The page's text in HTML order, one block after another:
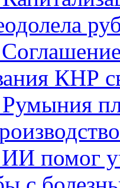
КНР
Румыния
ИИ помог